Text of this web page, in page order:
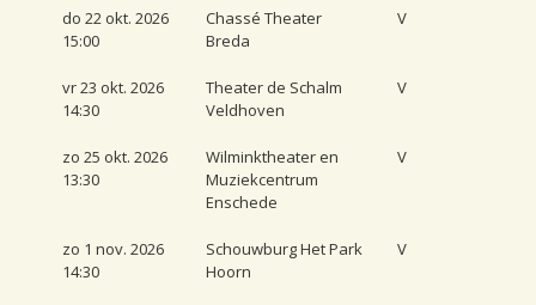
do 22 okt. 2026
15:00
Chassé Theater
Breda
V
vr 23 okt. 2026
14:30
Theater de Schalm
Veldhoven
V
zo 25 okt. 2026
13:30
Wilminktheater en
Muziekcentrum
Enschede
V
zo 1 nov. 2026
14:30
Schouwburg Het Park
Hoorn
V